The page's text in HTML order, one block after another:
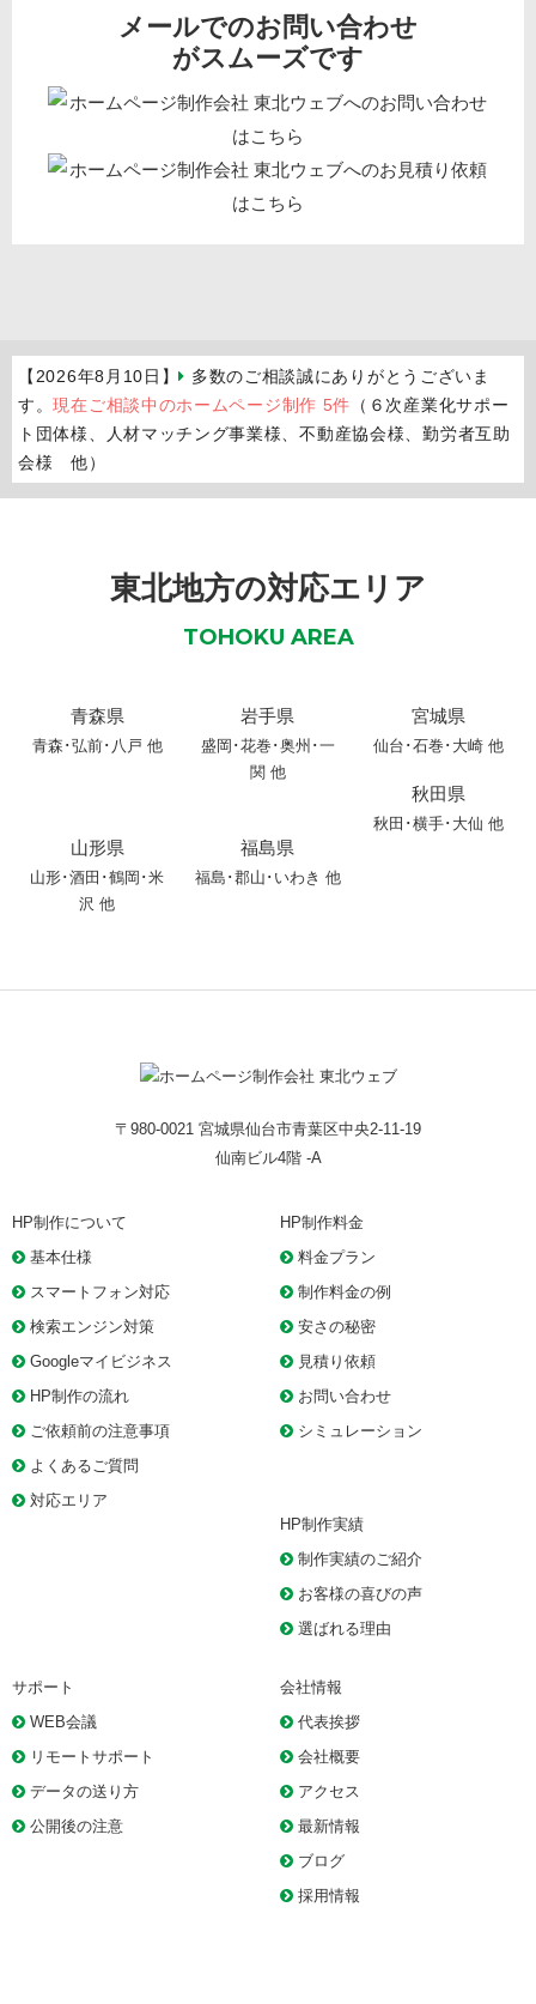
メールでのお問い合わせ
がスムーズです
【2026年8月10日】
多数のご相談誠にありがとうございま
す。現在ご相談中のホームページ制作 5件 （６次産業化サポー
ト団体様、人材マッチング事業様、不動産協会様、勤労者互助
会様 他）
東北地方の対応エリア
TOHOKU AREA
青森県
青森 ･弘前･ 八戸 他
岩手県
盛岡 ･花巻 ･奥州 ･一
関他
宮城県
仙台･石巻･大崎 他
秋田県
秋田 ･横手･ 大仙 他
山形県
山形･酒田 ･鶴岡 ･米
沢 他
福島県
福島･郡山･いわき 他
〒980-0021 宮城県仙台市青葉区中央2-11-19
仙南ビル4階 -A
HP制作について
基本仕様
スマートフォン対応
検索エンジン対策
Googleマイビジネス
HP制作の流れ
ご依頼前の注意事項
よくあるご質問
対応エリア
HP制作料金
料金プラン
制作料金の例
安さの秘密
見積り依頼
お問い合わせ
シミュレーション
HP制作実績
制作実績のご紹介
お客様の喜びの声
選ばれる理由
サポート
WEB会議
リモートサポート
データの送り方
公開後の注意
会社情報
代表挨拶
会社概要
アクセス
最新情報
ブログ
採用情報